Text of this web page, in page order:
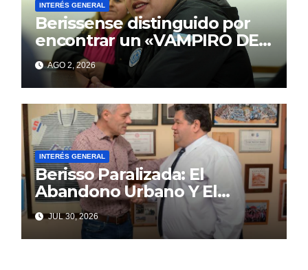
INTERÉS GENERAL
Berissense distinguido por
encontrar un «VAMPIRO DE
MAR»
AGO 2, 2026
INTERÉS GENERAL
Berisso Paralizada: El
Abandono Urbano Y El
Despilfarro Político Repiten
Una Vieja Historia De
Ineficiencia
JUL 30, 2026